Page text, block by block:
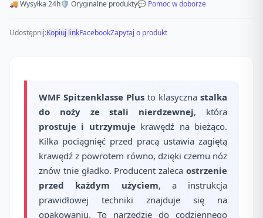
🚚 Wysyłka 24h🛡️ Oryginalne produkty💬 Pomoc w doborze
Udostępnij:Kopiuj linkFacebookZapytaj o produkt
WMF Spitzenklasse Plus to klasyczna stalka
do noży ze stali nierdzewnej, która
prostuje i utrzymujekrawędź na bieżąco.
Kilka pociągnięć przed pracą ustawia zagiętą
krawędź z powrotem równo, dzięki czemu nóż
znów tnie gładko. Producent zaleca ostrzenie
przed każdym użyciem, a instrukcja
prawidłowej techniki znajduje się na
opakowaniu. To narzędzie do codziennego